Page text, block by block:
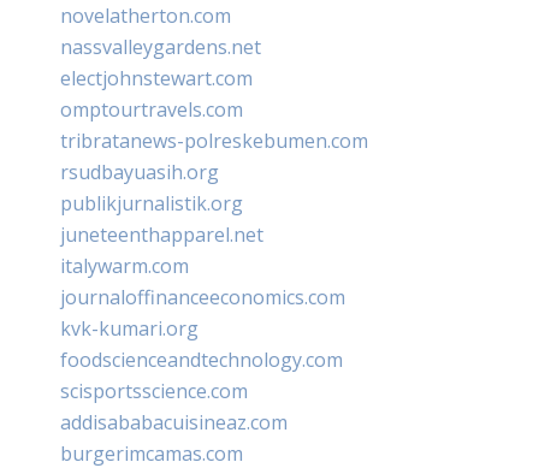
novelatherton.com
nassvalleygardens.net
electjohnstewart.com
omptourtravels.com
tribratanews-polreskebumen.com
rsudbayuasih.org
publikjurnalistik.org
juneteenthapparel.net
italywarm.com
journaloffinanceeconomics.com
kvk-kumari.org
foodscienceandtechnology.com
scisportsscience.com
addisababacuisineaz.com
burgerimcamas.com